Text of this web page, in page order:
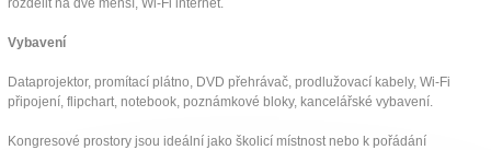
Kontakt
rozdělit na dvě menší, Wi-Fi internet.
Vybavení
Dataprojektor, promítací plátno, DVD přehrávač, prodlužovací kabely, Wi-Fi
připojení, flipchart, notebook, poznámkové bloky, kancelářské vybavení.
Kongresové prostory jsou ideální jako školicí místnost nebo k pořádání